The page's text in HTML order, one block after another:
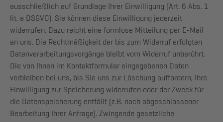
ausschließlich auf Grundlage Ihrer Einwilligung (Art. 6 Abs. 1
lit. a DSGVO). Sie können diese Einwilligung jederzeit
widerrufen. Dazu reicht eine formlose Mitteilung per E-Mail
an uns. Die Rechtmäßigkeit der bis zum Widerruf erfolgten
Datenverarbeitungsvorgänge bleibt vom Widerruf unberührt.
Die von Ihnen im Kontaktformular eingegebenen Daten
verbleiben bei uns, bis Sie uns zur Löschung auffordern, Ihre
Einwilligung zur Speicherung widerrufen oder der Zweck für
die Datenspeicherung entfällt (z.B. nach abgeschlossener
Bearbeitung Ihrer Anfrage). Zwingende gesetzliche